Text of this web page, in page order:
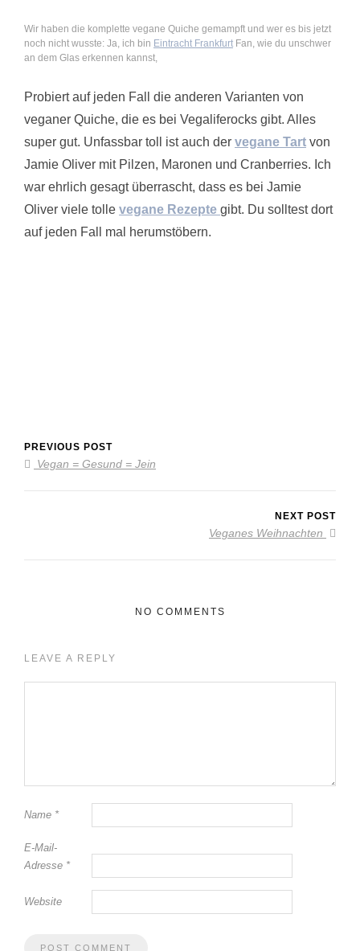
Wir haben die komplette vegane Quiche gemampft und wer es bis jetzt
noch nicht wusste: Ja, ich bin Eintracht Frankfurt Fan, wie du unschwer
an dem Glas erkennen kannst,
Probiert auf jeden Fall die anderen Varianten von
veganer Quiche, die es bei Vegaliferocks gibt. Alles
super gut. Unfassbar toll ist auch der vegane Tart von
Jamie Oliver mit Pilzen, Maronen und Cranberries. Ich
war ehrlich gesagt überrascht, dass es bei Jamie
Oliver viele tolle vegane Rezepte gibt. Du solltest dort
auf jeden Fall mal herumstöbern.
PREVIOUS POST
Vegan = Gesund = Jein
NEXT POST
Veganes Weihnachten
NO COMMENTS
LEAVE A REPLY
Name *
E-Mail-
Adresse *
Website